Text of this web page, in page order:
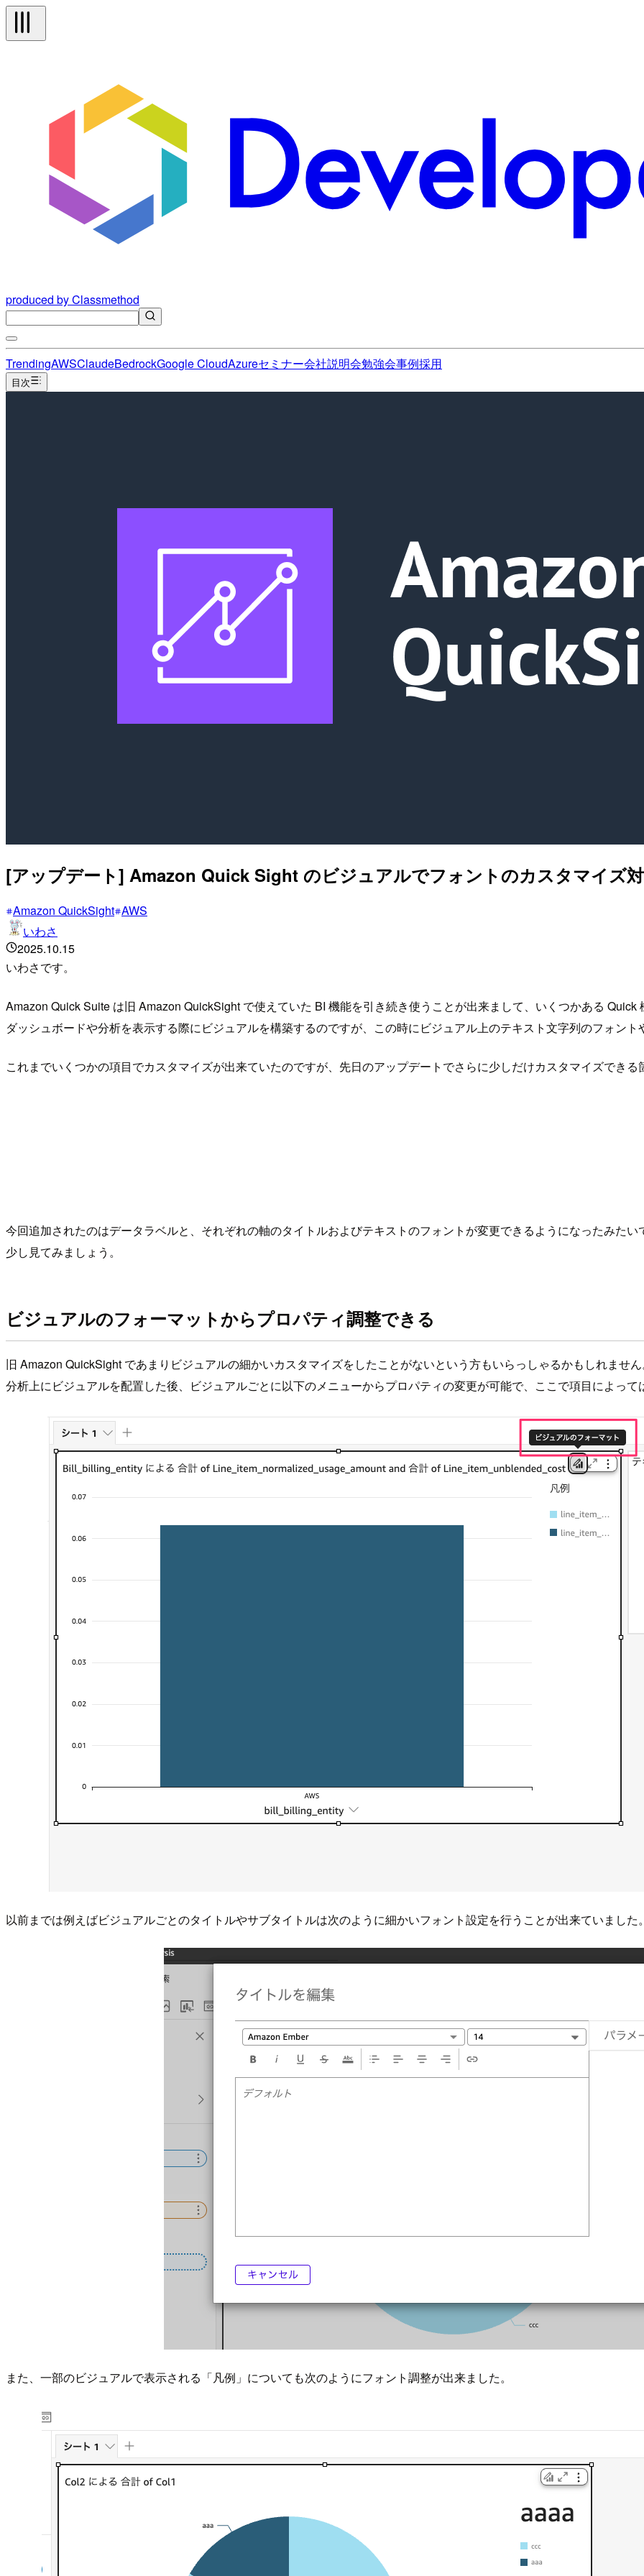
produced by Classmethod
TrendingAWSClaudeBedrockGoogle CloudAzureセミナー会社説明会勉強会事例採用
目次
[アップデート] Amazon Quick Sight のビジュアルでフォントのカスタマイズ
Amazon QuickSight AWS
いわさ
2025.10.15
いわさです。
Amazon Quick Suite は旧 Amazon QuickSight で使えていた BI 機能を引き続き使うことが出来まして、いくつかある
ダッシュボードや分析を表示する際にビジュアルを構築するのですが、この時にビジュアル上のテキスト文字列のフォン
これまでいくつかの項目でカスタマイズが出来ていたのですが、先日のアップデートでさらに少しだけカスタマイズできる
今回追加されたのはデータラベルと、それぞれの軸のタイトルおよびテキストのフォントが変更できるようになったみたい
少し見てみましょう。
ビジュアルのフォーマットからプロパティ調整できる
旧 Amazon QuickSight であまりビジュアルの細かいカスタマイズをしたことがないという方もいらっしゃるかもしれませ
分析上にビジュアルを配置した後、ビジュアルごとに以下のメニューからプロパティの変更が可能で、ここで項目によっ
以前までは例えばビジュアルごとのタイトルやサブタイトルは次のように細かいフォント設定を行うことが出来ていました
また、一部のビジュアルで表示される「凡例」についても次のようにフォント調整が出来ました。